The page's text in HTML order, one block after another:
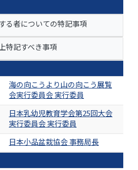
る者についての特記事項
特記すべき事項
海の向こうより山の向こう展覧
会実行委員会 実行委員
日本乳幼児教育学会第25回大会
実行委員会 実行委員
日本小品盆栽協会 事務局長